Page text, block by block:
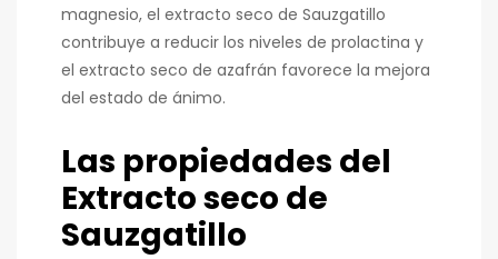
magnesio, el extracto seco de Sauzgatillo
contribuye a reducir los niveles de prolactina y
el extracto seco de azafrán favorece la mejora
del estado de ánimo.
Las propiedades del
Extracto seco de
Sauzgatillo